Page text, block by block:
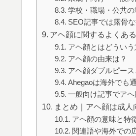
学校・職場・公共
SEO記事では露骨
アヘ顔に関するよくあ
アヘ顔とはどういう
アヘ顔の由来は？
アヘ顔ダブルピース
Ahegaoは海外でも
一般向け記事でア
まとめ｜アヘ顔は成
アヘ顔の意味と特
関連語や海外での